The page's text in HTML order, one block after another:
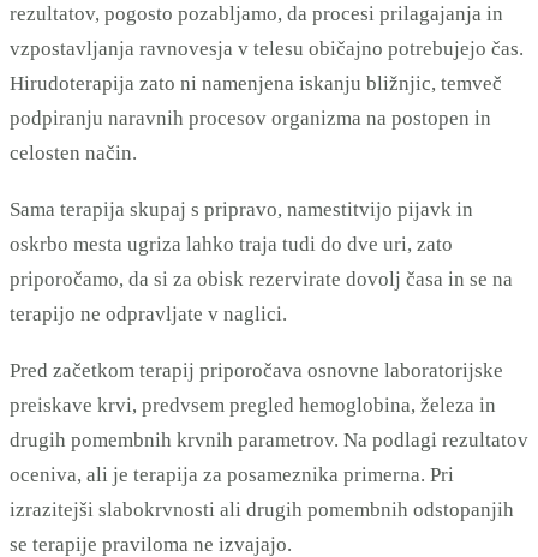
rezultatov, pogosto pozabljamo, da procesi prilagajanja in
vzpostavljanja ravnovesja v telesu običajno potrebujejo čas.
Hirudoterapija zato ni namenjena iskanju bližnjic, temveč
podpiranju naravnih procesov organizma na postopen in
celosten način.
Sama terapija skupaj s pripravo, namestitvijo pijavk in
oskrbo mesta ugriza lahko traja tudi do dve uri, zato
priporočamo, da si za obisk rezervirate dovolj časa in se na
terapijo ne odpravljate v naglici.
Pred začetkom terapij priporočava osnovne laboratorijske
preiskave krvi, predvsem pregled hemoglobina, železa in
drugih pomembnih krvnih parametrov. Na podlagi rezultatov
oceniva, ali je terapija za posameznika primerna. Pri
izrazitejši slabokrvnosti ali drugih pomembnih odstopanjih
se terapije praviloma ne izvajajo.